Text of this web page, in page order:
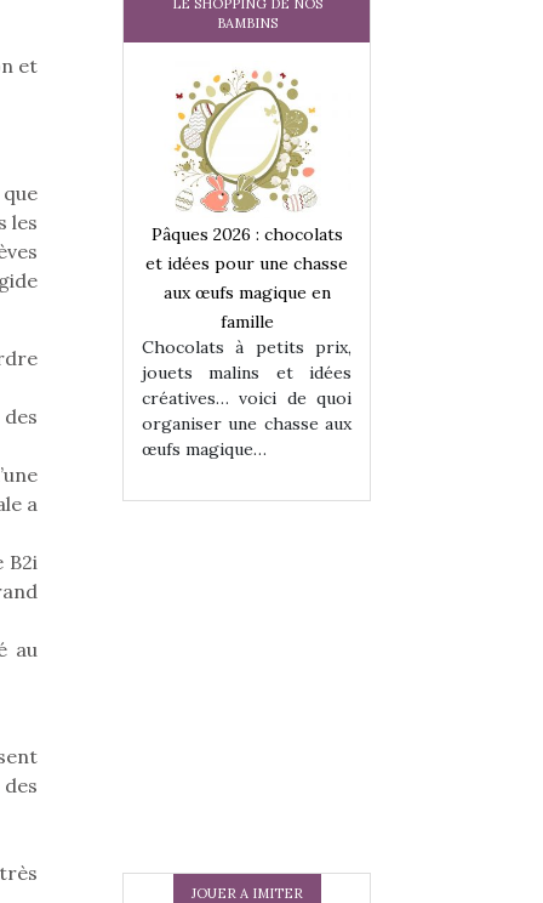
et
les
a
B2i
au
LE SHOPPING DE NOS
BAMBINS
: chocolats
chasse
en
petits prix,
et idées
chasse aux
Pâques 2026 : chocolats
et idées pour une chasse
aux œufs magique en
famille
Chocolats à petits prix,
jouets malins et idées
créatives… voici de quoi
organiser une chasse aux
œufs magique…
JOUER A IMITER